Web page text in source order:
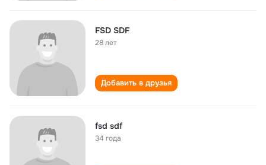
FSD SDF
28 лет
Добавить в друзья
fsd sdf
34 года